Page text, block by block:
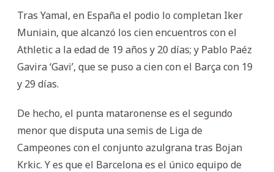
Tras Yamal, en España el podio lo completan Iker
Muniain, que alcanzó los cien encuentros con el
Athletic a la edad de 19 años y 20 días; y Pablo Paéz
Gavira ‘Gavi’, que se puso a cien con el Barça con 19
y 29 días.
De hecho, el punta mataronense es el segundo
menor que disputa una semis de Liga de
Campeones con el conjunto azulgrana tras Bojan
Krkic. Y es que el Barcelona es el único equipo de